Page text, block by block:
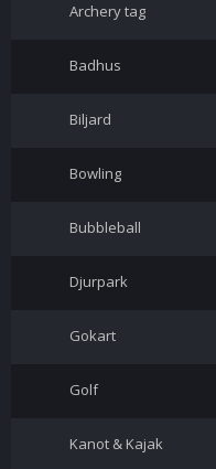
Archery tag
Badhus
Biljard
Bowling
Bubbleball
Djurpark
Gokart
Golf
Kanot & Kajak